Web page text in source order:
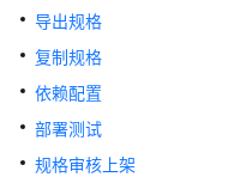
用
户
指
南
概
导出规格
复制规格
依赖配置
部署测试
规格审核上架